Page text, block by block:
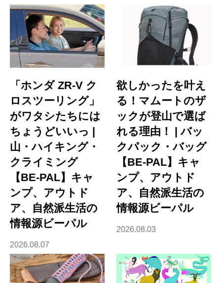
「ホンダ ZR-V ク
ロスツーリング」
がワタシたちには
ちょうどいいっ |
山・ハイキング・
クライミング
【BE-PAL】キャ
ンプ、アウトド
ア、自然派生活の
情報源ビーパル
2026.08.07
欲しかったを叶え
る！マムートのザ
ックが登山で選ば
れる理由！ | バッ
クパック・バッグ
【BE-PAL】キャ
ンプ、アウトド
ア、自然派生活の
情報源ビーパル
2026.08.03